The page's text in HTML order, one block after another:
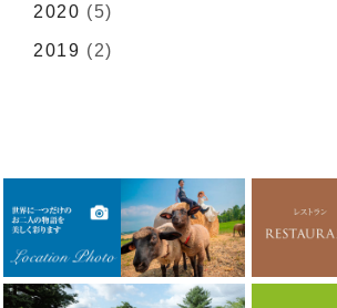
2020 (5)
2019 (2)